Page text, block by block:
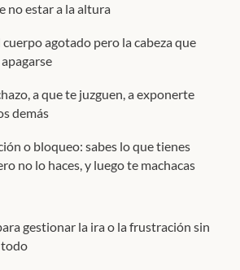
no estar a la altura
agotado pero la cabeza que
a que te juzguen, a exponerte
demás
o bloqueo: sabes lo que tienes
no lo haces, y luego te machacas
gestionar la ira o la frustración sin